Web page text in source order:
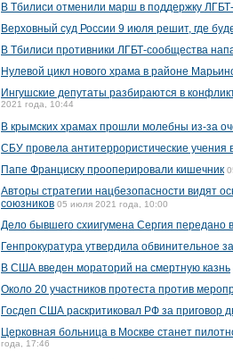
В Тбилиси отменили марш в поддержку
Верховный суд России 9 июля решит, где
В Тбилиси противники ЛГБТ-сообщества
Нулевой цикл нового храма в районе
Ингушские депутаты разбираются в
2021 года, 10:44
В крымских храмах прошли молебны из-за
СБУ провела антитеррористические учения
Папе Франциску прооперировали кишечник
Авторы стратегии нацбезопасности видят
союзников 05 июля 2021 года, 10:00
Дело бывшего схиигумена Сергия передано
Генпрокуратура утвердила обвинительное
В США введен мораторий на смертную казнь
Около 20 участников протеста против
Госдеп США раскритиковал РФ за приговор
Церковная больница в Москве станет
года, 17:46